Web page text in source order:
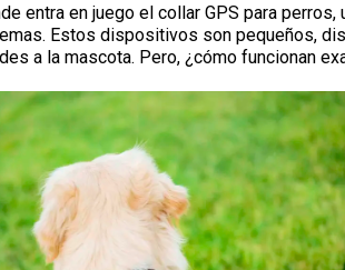
entra en juego el collar GPS para
Estos dispositivos son pequeños,
a la mascota. Pero, ¿cómo funcionan